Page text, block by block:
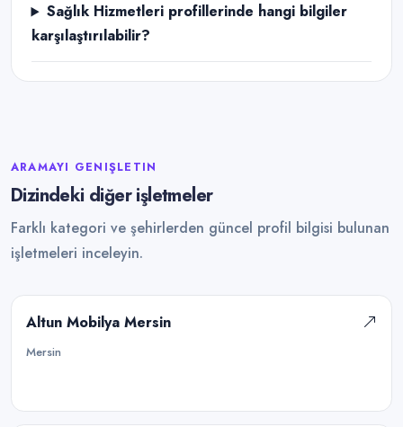
Sağlık Hizmetleri profillerinde hangi bilgiler
karşılaştırılabilir?
ARAMAYI GENIŞLETIN
Dizindeki diğer işletmeler
Farklı kategori ve şehirlerden güncel profil bilgisi bulunan
işletmeleri inceleyin.
Altun Mobilya Mersin
Mersin